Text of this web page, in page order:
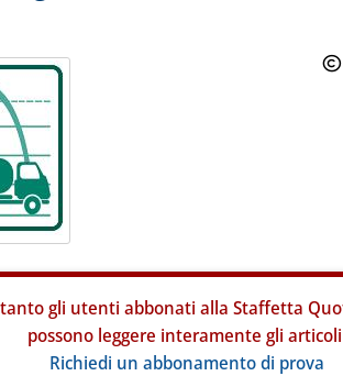
gli utenti abbonati alla Staffetta
possono leggere interamente gli
Richiedi un abbonamento di prova